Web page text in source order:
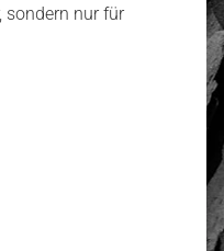
sondern nur für